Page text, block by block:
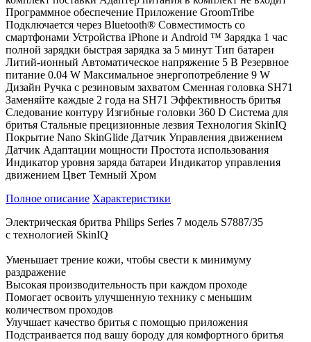
Программное обеспечение Приложение GroomTribe
Подключается через Bluetooth® Совместимость со
смартфонами Устройства iPhone и Android ™ Зарядка 1 час
полной зарядки быстрая зарядка за 5 минут Тип батареи
Литий-ионный Автоматическое напряжение 5 В Резервное
питание 0.04 W Максимальное энергопотребление 9 W
Дизайн Ручка с резиновым захватом Сменная головка SH71
Заменяйте каждые 2 года на SH71 Эффективность бритья
Следование контуру Изгибные головки 360 D Система для
бритья Стальные прецизионные лезвия Технология SkinIQ
Покрытие Nano SkinGlide Датчик Управления движением
Датчик Адаптации мощности Простота использования
Индикатор уровня заряда батареи Индикатор управления
движением Цвет Темный Хром
Полное описание Характеристики
Электрическая бритва Philips Series 7 модель S7887/35
с технологией SkinIQ
Уменьшает трение кожи, чтобы свести к минимуму
раздражение
Высокая производительность при каждом проходе
Помогает освоить улучшенную технику с меньшим
количеством проходов
Улучшает качество бритья с помощью приложения
Подстраивается под вашу бороду для комфортного бритья